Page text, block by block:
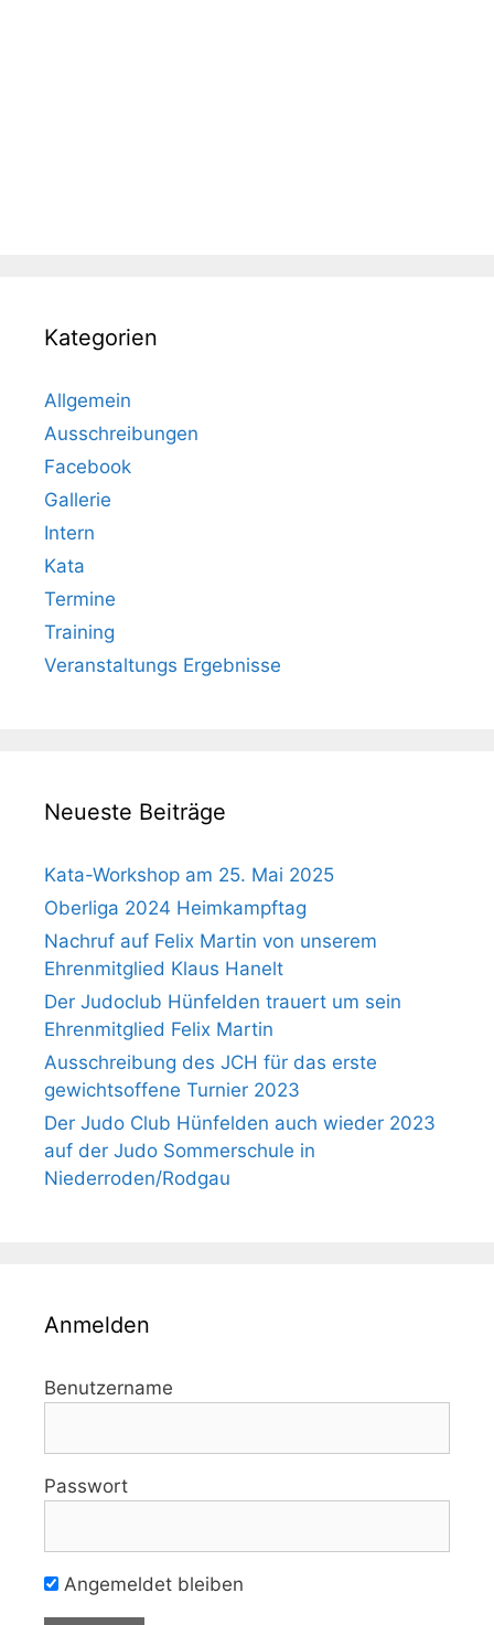
Kategorien
Allgemein
Ausschreibungen
Facebook
Gallerie
Intern
Kata
Termine
Training
Veranstaltungs Ergebnisse
Neueste Beiträge
Kata-Workshop am 25. Mai 2025
Oberliga 2024 Heimkampftag
Nachruf auf Felix Martin von unserem
Ehrenmitglied Klaus Hanelt
Der Judoclub Hünfelden trauert um sein
Ehrenmitglied Felix Martin
Ausschreibung des JCH für das erste
gewichtsoffene Turnier 2023
Der Judo Club Hünfelden auch wieder 2023
auf der Judo Sommerschule in
Niederroden/Rodgau
Anmelden
Benutzername
Passwort
Angemeldet bleiben